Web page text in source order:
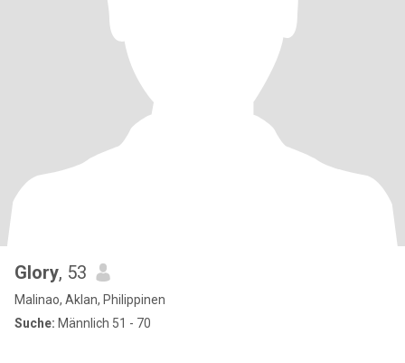
Glory, 53
Malinao, Aklan, Philippinen
Suche: Männlich 51 - 70